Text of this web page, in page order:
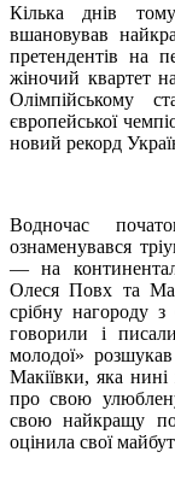
Кілька днів
вшановував
претендентів на
жіночий квартет
Олімпійському
європейської
новий рекорд
Водночас
ознаменувався
— на
Олеся Повх та
срібну нагороду
говорили і
молодої»
Макіївки, яка
про свою
свою найкращу
оцінила свої